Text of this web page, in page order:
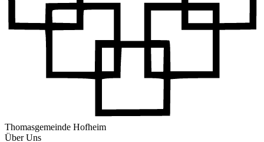
Thomasgemeinde Hofheim
Über Uns